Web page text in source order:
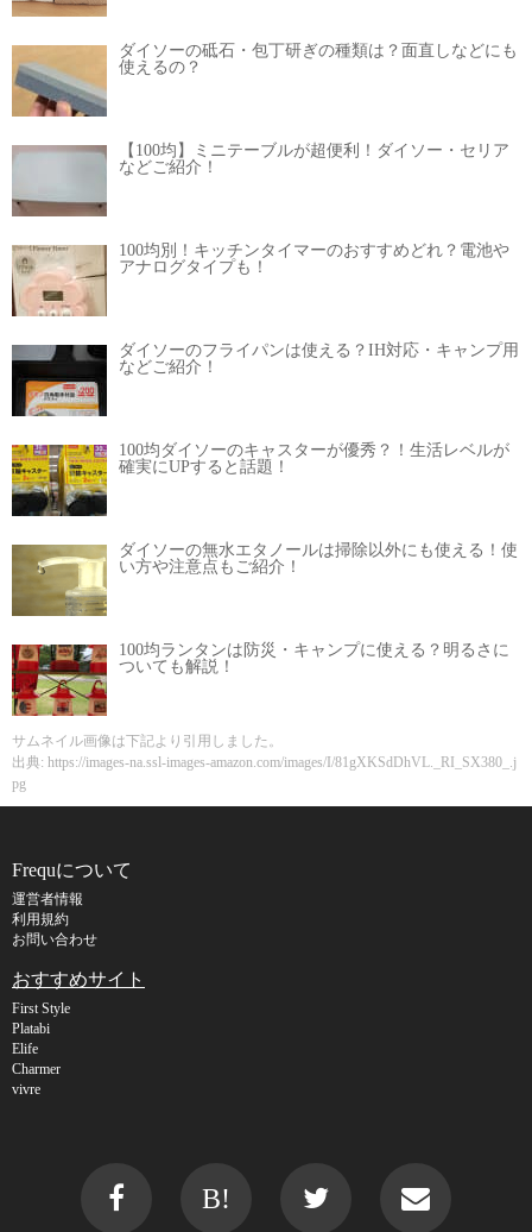
ダイソーの砥石・包丁研ぎの種類は？面直しなどにも
使えるの？
【100均】ミニテーブルが超便利！ダイソー・セリア
などご紹介！
100均別！キッチンタイマーのおすすめどれ？電池や
アナログタイプも！
ダイソーのフライパンは使える？IH対応・キャンプ用
などご紹介！
100均ダイソーのキャスターが優秀？！生活レベルが
確実にUPすると話題！
ダイソーの無水エタノールは掃除以外にも使える！使
い方や注意点もご紹介！
100均ランタンは防災・キャンプに使える？明るさに
ついても解説！
サムネイル画像は下記より引用しました。
出典: https://images-na.ssl-images-amazon.com/images/I/81gXKSdDhVL._RI_SX380_.j
pg
Frequについて
運営者情報
利用規約
お問い合わせ
おすすめサイト
First Style
Platabi
Elife
Charmer
vivre
B!